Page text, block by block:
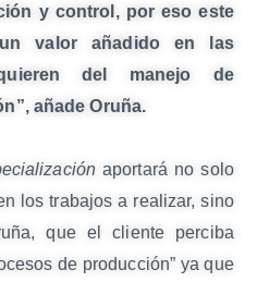
y control, por eso este
valor añadido en las
del manejo de
añade Oruña.
aportará no solo
los trabajos a realizar, sino
que el cliente perciba
de producción” ya que